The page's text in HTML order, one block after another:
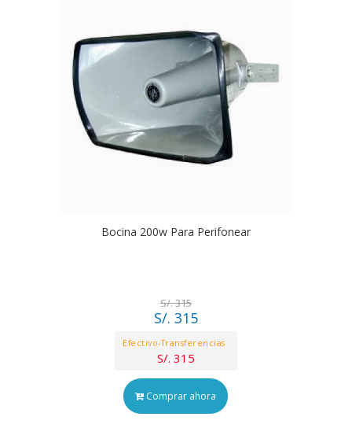
Bocina 200w Para Perifonear
S/. 315
S/. 315
Efectivo-Transferencias
S/. 315
Comprar ahora